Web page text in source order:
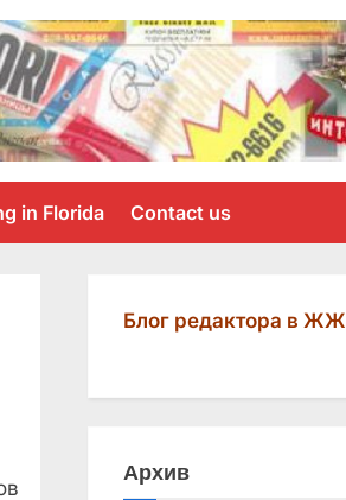
in Florida Contact us
Блог редактора в ЖЖ
Архив